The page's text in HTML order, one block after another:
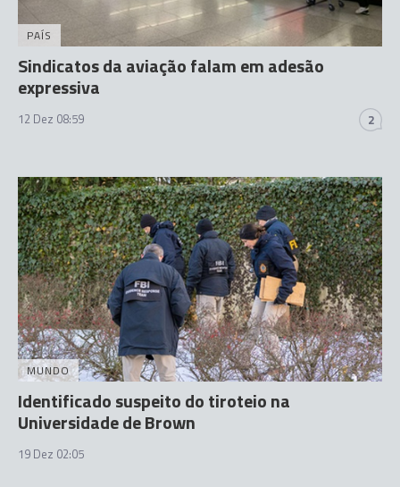
PAÍS
Sindicatos da aviação falam em adesão
expressiva
12 Dez 08:59 2
MUNDO
Identificado suspeito do tiroteio na
Universidade de Brown
19 Dez 02:05